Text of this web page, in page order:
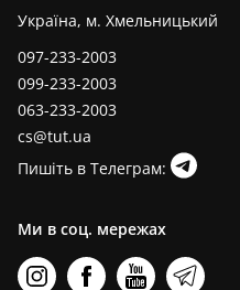
Україна, м. Хмельницький
097-233-2003
099-233-2003
063-233-2003
cs@tut.ua
Пишіть в Телеграм:
Ми в соц. мережах